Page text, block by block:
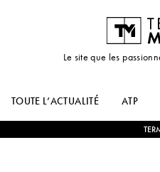
Le site que les
TOUTE L’ACTUALITÉ ATP